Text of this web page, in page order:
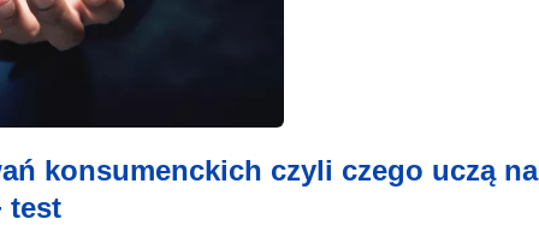
konsumenckich czyli czego uczą na
test